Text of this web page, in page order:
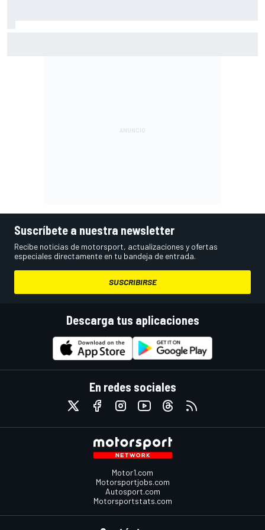
Suscríbete a nuestra newsletter
Recibe noticias de motorsport, actualizaciones y ofertas
especiales directamente en tu bandeja de entrada.
SUSCRIBIRSE
Descarga tus aplicaciones
En redes sociales
Motor1.com
Motorsportjobs.com
Autosport.com
Motorsportstats.com